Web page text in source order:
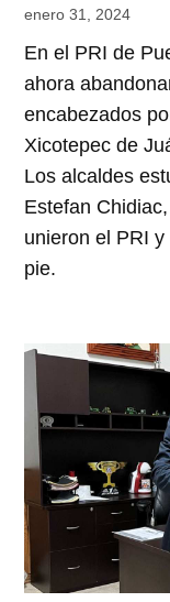
enero 31, 2024
En el PRI de
ahora
encabezados
Xicotepec de
Los alcaldes
Estefan
unieron el PRI
pie.